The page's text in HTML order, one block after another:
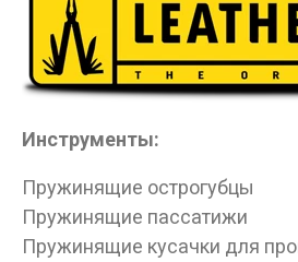
Инструменты:
Пружинящие острогубцы
Пружинящие пассатижи
Пружинящие кусачки для
Данные товары
достигшим 18
Вам исполнилось